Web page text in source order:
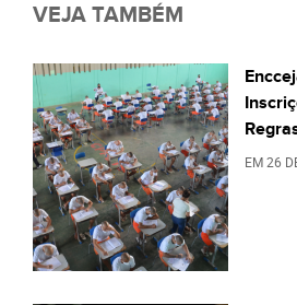
VEJA TAMBÉM
EM26